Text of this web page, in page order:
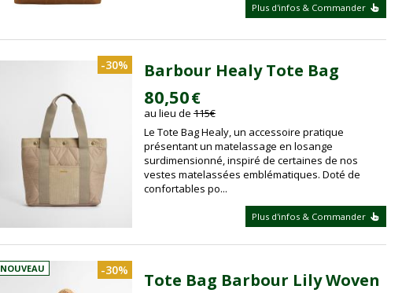
Plus d'infos & Commander
-30% Barbour Healy Tote Bag
80,50€
au lieu de 115€
Le Tote Bag Healy, un accessoire pratique
présentant un matelassage en losange
surdimensionné, inspiré de certaines de nos
vestes matelassées emblématiques. Doté de
confortables po...
Plus d'infos & Commander
NOUVEAU -30% Tote Bag Barbour Lily Woven